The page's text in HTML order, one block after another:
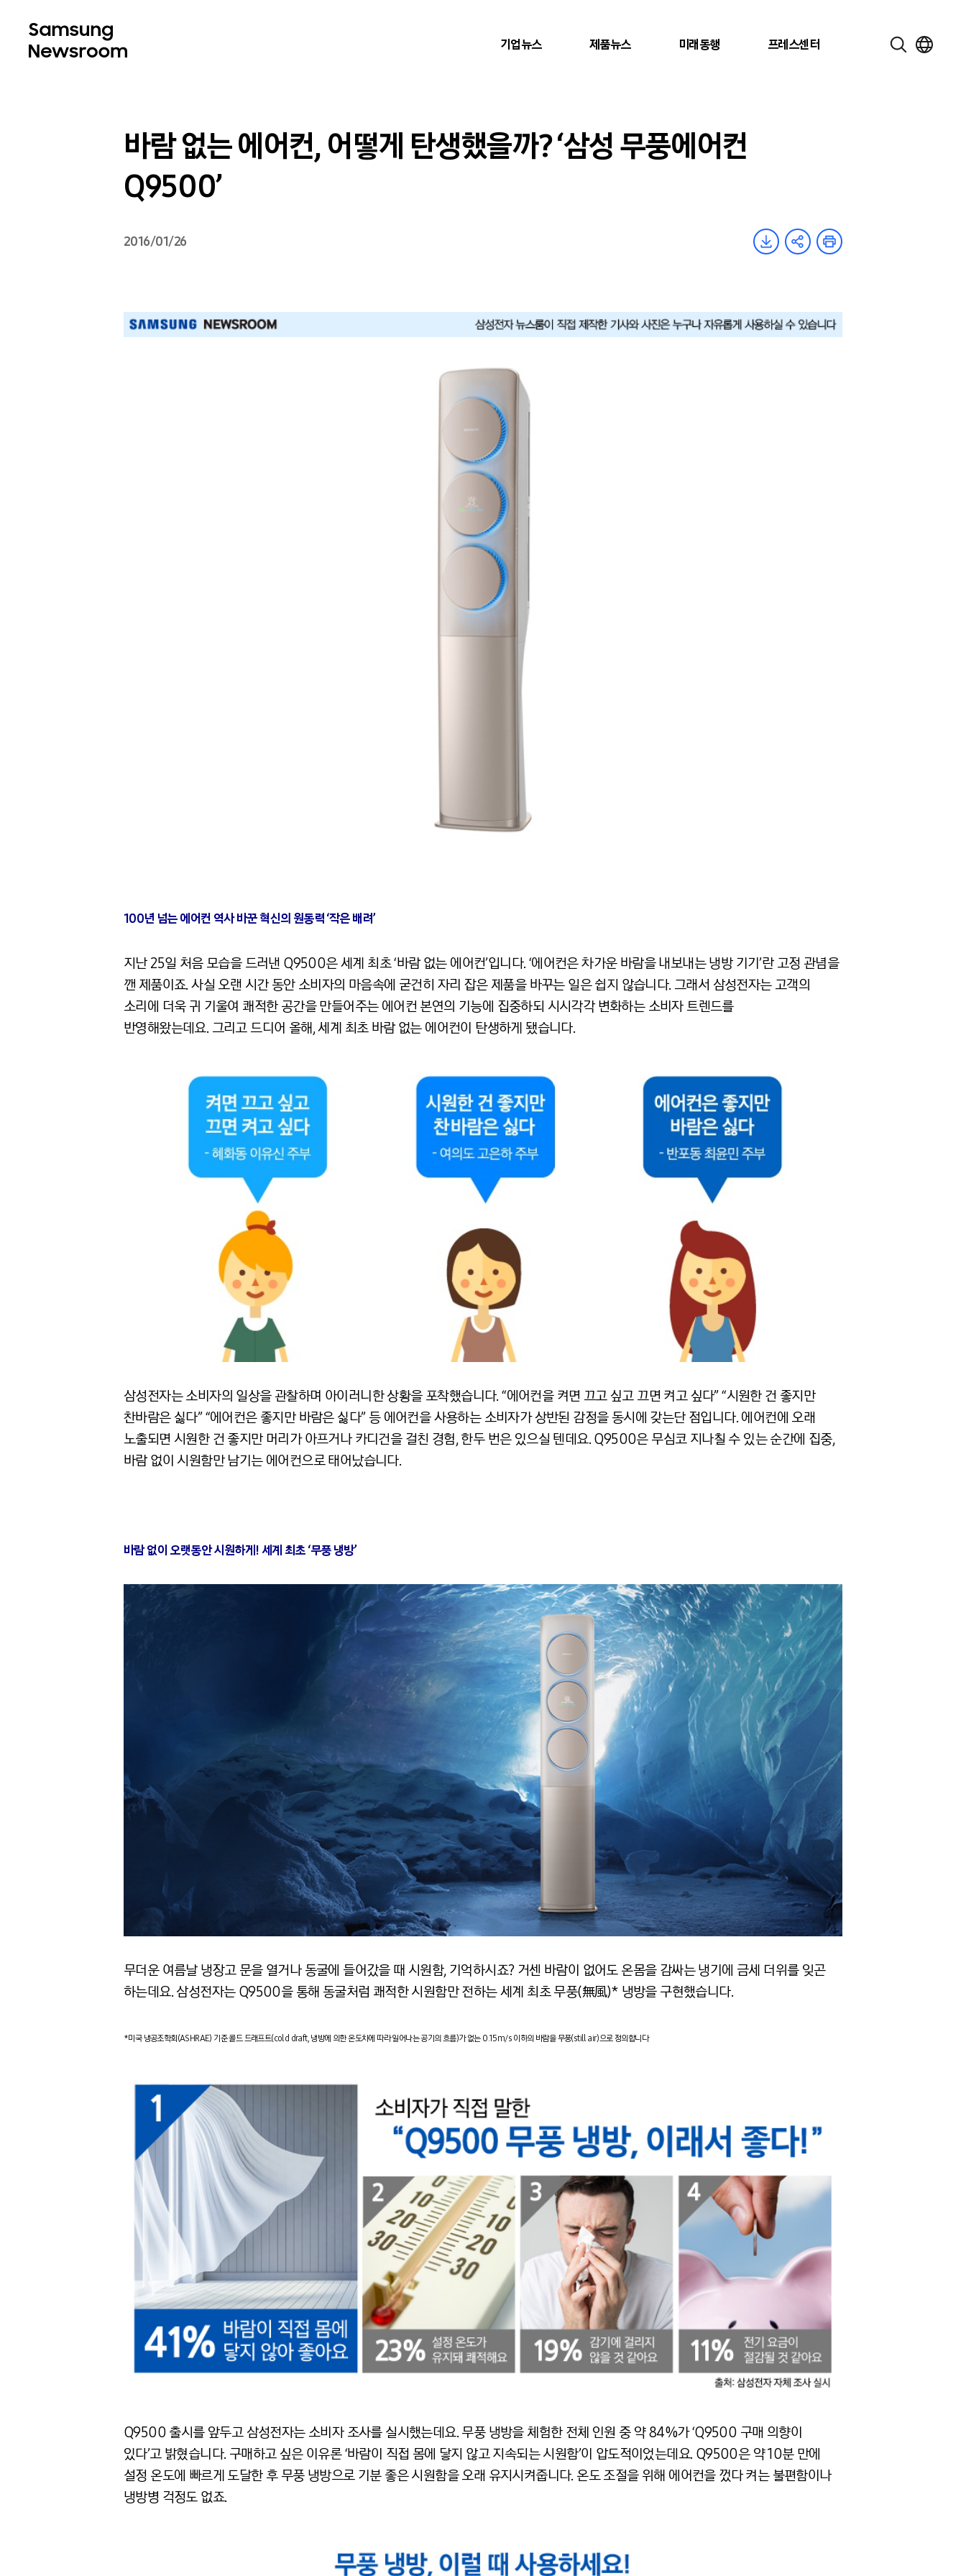
기업뉴스 제품뉴스 미래동행 프레스센터
바람 없는 에어컨, 어떻게 탄생했을까? ‘삼성 무풍에어컨
Q9500’
2016/01/26
100년 넘는 에어컨 역사 바꾼 혁신의 원동력 ‘작은 배려’
지난 25일 처음 모습을 드러낸 Q9500은 세계 최초 ‘바람 없는 에어컨’입니다. ‘에어컨은 차가운 바람을 내보내는 냉방 기기’란 고정 관념을
깬 제품이죠. 사실 오랜 시간 동안 소비자의 마음속에 굳건히 자리 잡은 제품을 바꾸는 일은 쉽지 않습니다. 그래서 삼성전자는 고객의
소리에 더욱 귀 기울여 쾌적한 공간을 만들어주는 에어컨 본연의 기능에 집중하되 시시각각 변화하는 소비자 트렌드를
반영해왔는데요. 그리고 드디어 올해, 세계 최초 바람 없는 에어컨이 탄생하게 됐습니다.
삼성전자는 소비자의 일상을 관찰하며 아이러니한 상황을 포착했습니다. “에어컨을 켜면 끄고 싶고 끄면 켜고 싶다” “시원한 건 좋지만
찬바람은 싫다” “에어컨은 좋지만 바람은 싫다” 등 에어컨을 사용하는 소비자가 상반된 감정을 동시에 갖는단 점입니다. 에어컨에 오래
노출되면 시원한 건 좋지만 머리가 아프거나 카디건을 걸친 경험, 한두 번은 있으실 텐데요. Q9500은 무심코 지나칠 수 있는 순간에 집중,
바람 없이 시원함만 남기는 에어컨으로 태어났습니다.
바람 없이 오랫동안 시원하게! 세계 최초 ‘무풍 냉방’
무더운 여름날 냉장고 문을 열거나 동굴에 들어갔을 때 시원함, 기억하시죠? 거센 바람이 없어도 온몸을 감싸는 냉기에 금세 더위를 잊곤
하는데요. 삼성전자는 Q9500을 통해 동굴처럼 쾌적한 시원함만 전하는 세계 최초 무풍(無風)* 냉방을 구현했습니다.
*미국 냉공조학회(ASHRAE) 기준 콜드 드래프트(cold draft, 냉방에 의한 온도차에 따라 일어나는 공기의 흐름)가 없는 0.15m/s 이하의 바람을 무풍(still air)으로 정의합니다
Q9500 출시를 앞두고 삼성전자는 소비자 조사를 실시했는데요. 무풍 냉방을 체험한 전체 인원 중 약 84%가 ‘Q9500 구매 의향이
있다’고 밝혔습니다. 구매하고 싶은 이유론 ‘바람이 직접 몸에 닿지 않고 지속되는 시원함’이 압도적이었는데요. Q9500은 약 10분 만에
설정 온도에 빠르게 도달한 후 무풍 냉방으로 기분 좋은 시원함을 오래 유지시켜줍니다. 온도 조절을 위해 에어컨을 껐다 켜는 불편함이나
냉방병 걱정도 없죠.